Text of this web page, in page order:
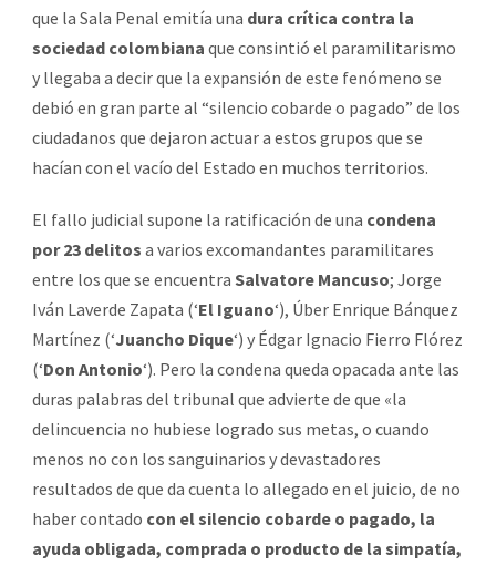
que la Sala Penal emitía una dura crítica contra la
sociedad colombiana que consintió el paramilitarismo
y llegaba a decir que la expansión de este fenómeno se
debió en gran parte al “silencio cobarde o pagado” de los
ciudadanos que dejaron actuar a estos grupos que se
hacían con el vacío del Estado en muchos territorios.
El fallo judicial supone la ratificación de una condena
por 23 delitos a varios excomandantes paramilitares
entre los que se encuentra Salvatore Mancuso; Jorge
Iván Laverde Zapata (‘El Iguano‘), Úber Enrique Bánquez
Martínez (‘Juancho Dique‘) y Édgar Ignacio Fierro Flórez
(‘Don Antonio‘). Pero la condena queda opacada ante las
duras palabras del tribunal que advierte de que «la
delincuencia no hubiese logrado sus metas, o cuando
menos no con los sanguinarios y devastadores
resultados de que da cuenta lo allegado en el juicio, de no
haber contado con el silencio cobarde o pagado, la
ayuda obligada, comprada o producto de la simpatía,